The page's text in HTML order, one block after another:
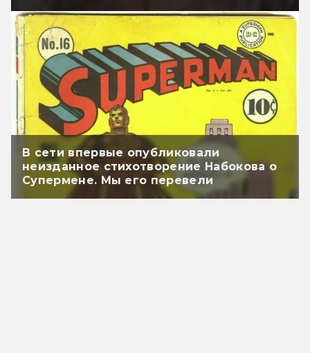
В сети впервые опубликовали
неизданное стихотворение Набокова о
Супермене. Мы его перевели